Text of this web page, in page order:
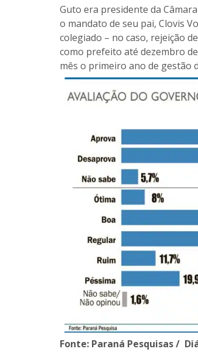
Guto era presidente da
o mandato de seu pai, Clovis
colegiado – no caso, rejeição
como prefeito até dezembro
mês o primeiro ano de gestão
Fonte: Paraná Pesquisas /